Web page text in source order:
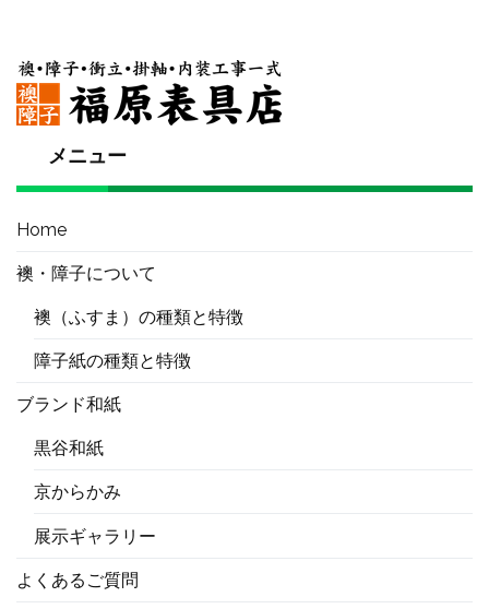
メニュー
Home
襖・障子について
襖（ふすま）の種類と特徴
障子紙の種類と特徴
ブランド和紙
黒谷和紙
京からかみ
展示ギャラリー
よくあるご質問